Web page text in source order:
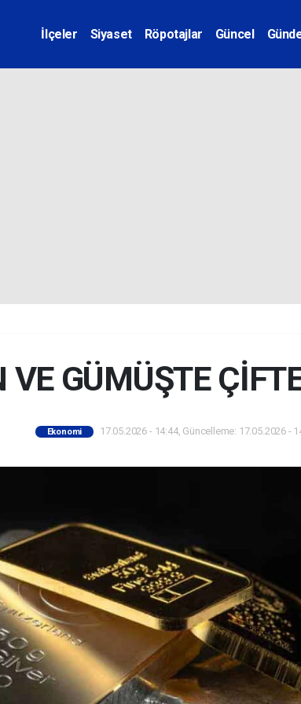
İlçeler Siyaset Röpotajlar Güncel
VE GÜMÜŞTE
Ekonomi 17.05.2026 - 14:44, Güncelleme: 17.05.2026 -